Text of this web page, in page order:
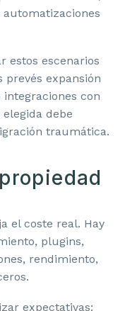
estos escenarios
prevés expansión
con
debe
traumática.
el coste real. Hay
plugins,
rendimiento,
expectativas: